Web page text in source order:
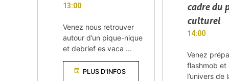
13:00
Venez nous retrouver
autour d’un pique-nique
et debrief es vaca ...
event PLUS D'INFOS
cadre du
culturel
14:00
Venez
flashmob et
l’univers de